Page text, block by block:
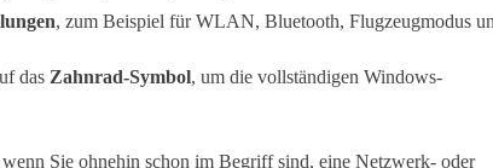
, zum Beispiel für WLAN, Bluetooth, Flugzeugmodus
das Zahnrad-Symbol, um die vollständigen Windows-
Sie ohnehin schon im Begriff sind, eine Netzwerk- oder